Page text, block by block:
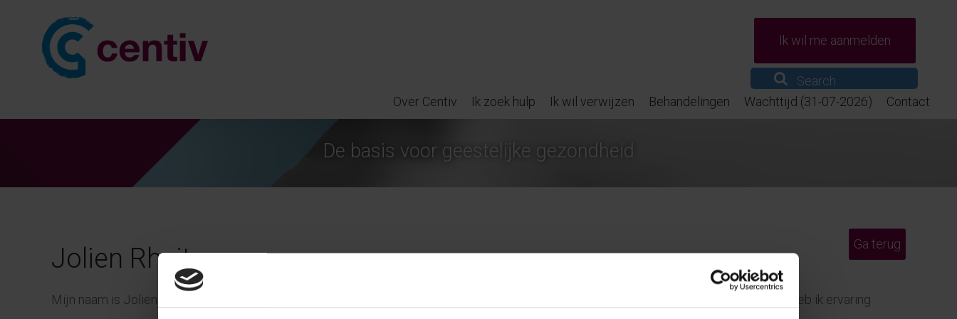
Ik wil me aanmelden
Over Centiv Ik zoek hulp Ik wil verwijzen Behandelingen Wachttijd (31-07-2026) Contact
De basis voor geestelijke gezondheid
Jolien Rheiter Ga terug
Mijn naam is Jolien
Gedurende mijn loopbaan heb ik ervaring